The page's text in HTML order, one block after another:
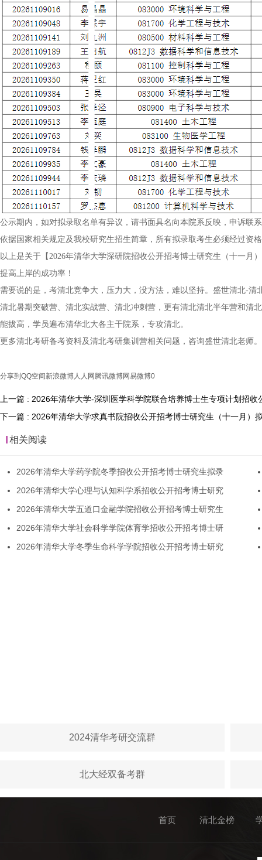
公示期内，如对拟录取名单有异议，请书面具名向本院系反映，申诉联
依据国家相关规定及我校研究生招生简章，所有拟录取考生必须经过资
以上是关于【2026年清华大学深研院招收公开招考博士研究生（十一
提高上岸的成功率！
需要说的是，考清北竞争大，压力大，没方法，难以坚持。盛世清北-
清北暑期突破营、清北实战营、清北冲刺营，更有清北清北半年营和清
能拔高，学员遍布清华北大各主干院系，专攻清北。
更多清北考研备考资料及清北考研集训营相关问题，咨询盛世清北老师。
分享到 QQ空间 新浪微博人人网 腾讯微博网易微博0
上一篇 : 2026年清华大学-深圳医学科学院联合培养博士生专项计划招
下一篇 : 2026年清华大学求真书院招收公开招考博士研究生（十一月）
相关阅读
2026年清华大学药学院冬季招收公开招考博士研究生拟录
2026年清华大学心理与认知科学系招收公开招考博士研究
2026年清华大学五道口金融学院招收公开招考博士研究生
2026年清华大学社会科学学院体育学招收公开招考博士研
2026年清华大学冬季生命科学学院招收公开招考博士研究
2024清华考研交流群
北大经双备考群
首页 清北金榜